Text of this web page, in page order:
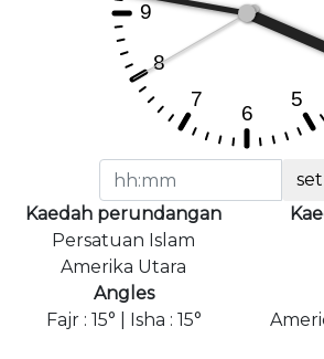
Kaedah perundangan
Persatuan Islam
Amerika Utara
Angles
Fajr : 15° | Isha : 15°